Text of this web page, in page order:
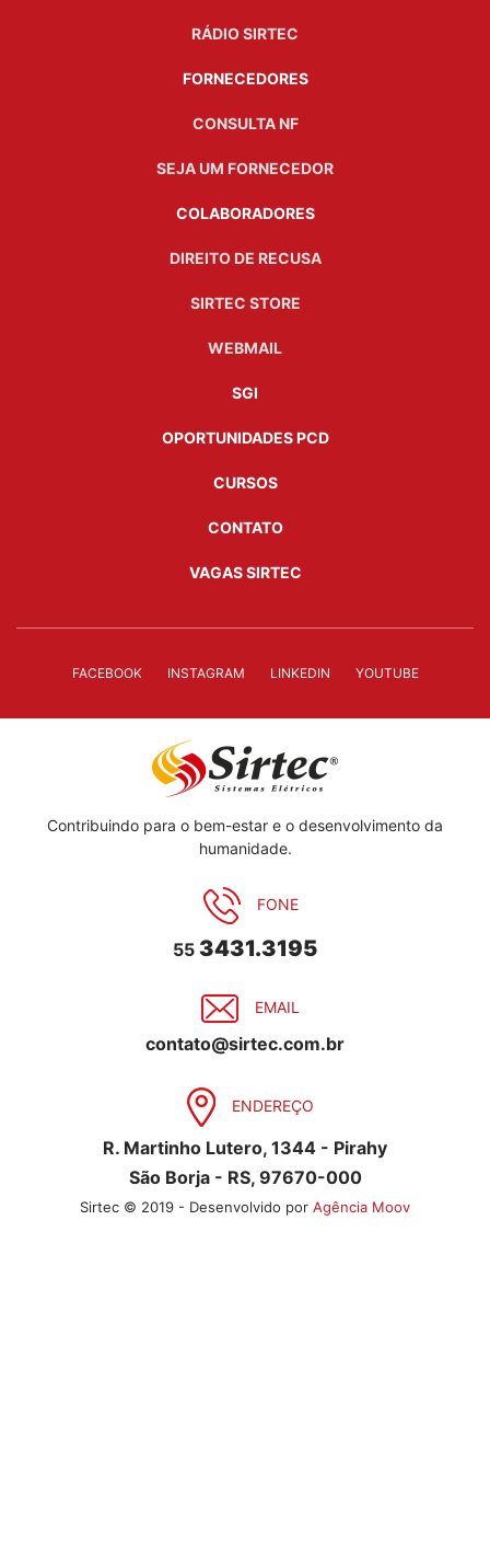
RÁDIO SIRTEC
FORNECEDORES
CONSULTA NF
SEJA UM FORNECEDOR
COLABORADORES
DIREITO DE RECUSA
SIRTEC STORE
WEBMAIL
SGI
OPORTUNIDADES PCD
CURSOS
CONTATO
VAGAS SIRTEC
FACEBOOK INSTAGRAM LINKEDIN YOUTUBE
Contribuindo para o bem-estar e o desenvolvimento da
humanidade.
FONE
55 3431.3195
EMAIL
contato@sirtec.com.br
ENDEREÇO
R. Martinho Lutero, 1344 - Pirahy
São Borja - RS, 97670-000
Sirtec © 2019 - Desenvolvido por Agência Moov